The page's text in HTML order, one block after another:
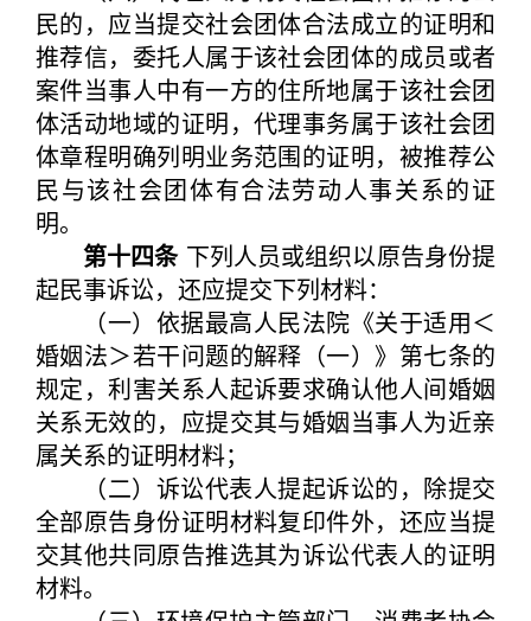
民的，应当提交社会团体合法成立的证明和
推荐信，委托人属于该社会团体的成员或者
案件当事人中有一方的住所地属于该社会团
体活动地域的证明，代理事务属于该社会团
体章程明确列明业务范围的证明，被推荐公
民与该社会团体有合法劳动人事关系的证
明。
第十四条下列人员或组织以原告身份提
起民事诉讼，还应提交下列材料：
（一）依据最高人民法院《关于适用＜
婚姻法＞若干问题的解释（一）》第七条的
规定，利害关系人起诉要求确认他人间婚姻
关系无效的，应提交其与婚姻当事人为近亲
属关系的证明材料；
（二）诉讼代表人提起诉讼的，除提交
全部原告身份证明材料复印件外，还应当提
交其他共同原告推选其为诉讼代表人的证明
材料。